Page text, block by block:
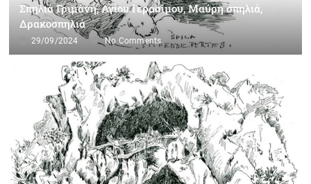
Σπηλιά Γριμάνη, Αγίου Γερασίμου, Μαύρη σπηλιά,
Δρακοσπηλιά
29/09/2024 No Comments